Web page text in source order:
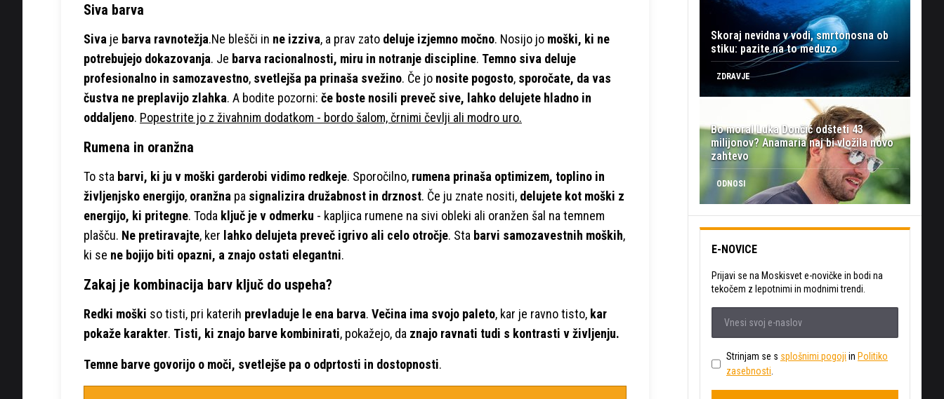
Siva barva
Siva je barva ravnotežja.Ne blešči in ne izziva, a prav zato deluje izjemno močno. Nosijo jo moški, ki ne
potrebujejo dokazovanja. Je barva racionalnosti, miru in notranje discipline. Temno siva deluje
profesionalno in samozavestno, svetlejša pa prinaša svežino. Če jo nosite pogosto, sporočate, da vas
čustva ne preplavijo zlahka. A bodite pozorni: če boste nosili preveč sive, lahko delujete hladno in
oddaljeno. Popestrite jo z živahnim dodatkom - bordo šalom, črnimi čevlji ali modro uro.
Rumena in oranžna
To sta barvi, ki ju v moški garderobi vidimo redkeje. Sporočilno, rumena prinaša optimizem, toplino in
življenjsko energijo, oranžna pa signalizira družabnost in drznost. Če ju znate nositi, delujete kot moški z
energijo, ki pritegne. Toda ključ je v odmerku - kapljica rumene na sivi obleki ali oranžen šal na temnem
plašču. Ne pretiravajte, ker lahko delujeta preveč igrivo ali celo otročje. Sta barvi samozavestnih moških,
ki se ne bojijo biti opazni, a znajo ostati elegantni.
Zakaj je kombinacija barv ključ do uspeha?
Redki moški so tisti, pri katerih prevladuje le ena barva. Večina ima svojo paleto, kar je ravno tisto, kar
pokaže karakter. Tisti, ki znajo barve kombinirati, pokažejo, da znajo ravnati tudi s kontrasti v življenju.
Temne barve govorijo o moči, svetlejše pa o odprtosti in dostopnosti.
Skoraj nevidna v vodi, smrtonosna ob
stiku: pazite na to meduzo
ZDRAVJE
Bo moral Luka Dončić odšteti 43
milijonov? Anamaria naj bi vložila novo
zahtevo
ODNOSI
E-NOVICE
Prijavi se na Moskisvet e-novičke in bodi na
tekočem z lepotnimi in modnimi trendi.
Strinjam se s splošnimi pogoji in Politiko
zasebnosti